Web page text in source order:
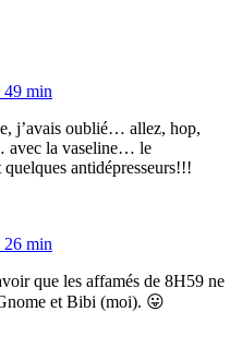
49 min
j’avais oublié… allez, hop,
la vaseline… le
antidépresseurs!!!
26 min
que les affamés de 8H59 ne
et Bibi (moi). 😛